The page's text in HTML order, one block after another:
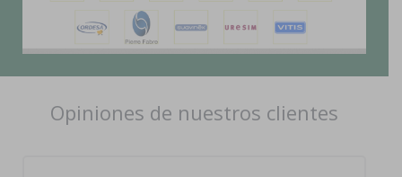
Opiniones de nuestros clientes